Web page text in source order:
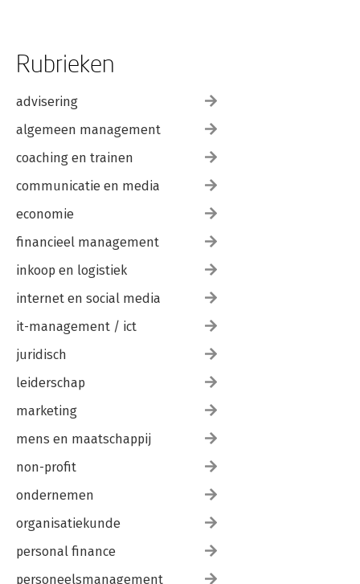
Rubrieken
advisering
algemeen management
coaching en trainen
communicatie en media
economie
financieel management
inkoop en logistiek
internet en social media
it-management / ict
juridisch
leiderschap
marketing
mens en maatschappij
non-profit
ondernemen
organisatiekunde
personal finance
personeelsmanagement